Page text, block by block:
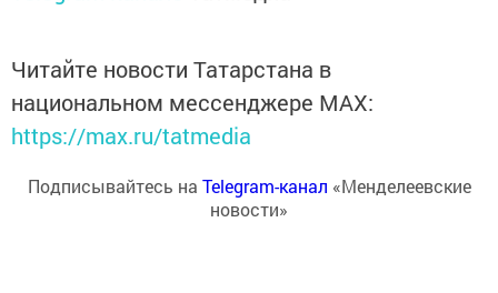
Читайте новости Татарстана в
национальном мессенджере MАХ:
https://max.ru/tatmedia
Подписывайтесь на Telegram-канал «Менделеевские
новости»